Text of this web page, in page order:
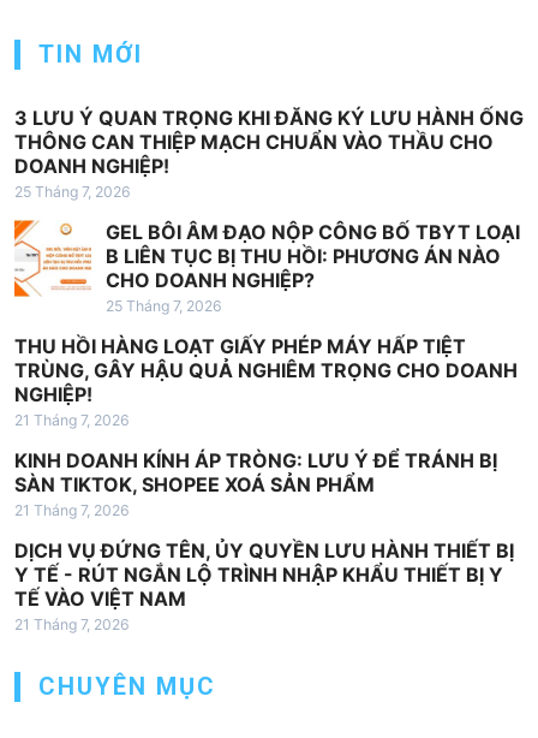
TIN MỚI
3 LƯU Ý QUAN TRỌNG KHI ĐĂNG KÝ LƯU HÀNH ỐNG
THÔNG CAN THIỆP MẠCH CHUẨN VÀO THẦU CHO
DOANH NGHIỆP!
25 Tháng 7, 2026
GEL BÔI ÂM ĐẠO NỘP CÔNG BỐ TBYT LOẠI
B LIÊN TỤC BỊ THU HỒI: PHƯƠNG ÁN NÀO
CHO DOANH NGHIỆP?
25 Tháng 7, 2026
THU HỒI HÀNG LOẠT GIẤY PHÉP MÁY HẤP TIỆT
TRÙNG, GÂY HẬU QUẢ NGHIÊM TRỌNG CHO DOANH
NGHIỆP!
21 Tháng 7, 2026
KINH DOANH KÍNH ÁP TRÒNG: LƯU Ý ĐỂ TRÁNH BỊ
SÀN TIKTOK, SHOPEE XOÁ SẢN PHẨM
21 Tháng 7, 2026
DỊCH VỤ ĐỨNG TÊN, ỦY QUYỀN LƯU HÀNH THIẾT BỊ
Y TẾ - RÚT NGẮN LỘ TRÌNH NHẬP KHẨU THIẾT BỊ Y
TẾ VÀO VIỆT NAM
21 Tháng 7, 2026
CHUYÊN MỤC